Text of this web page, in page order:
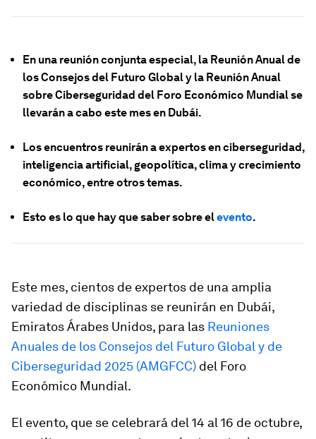
En una reunión conjunta especial, la Reunión Anual de
los Consejos del Futuro Global y la Reunión Anual
sobre Ciberseguridad del Foro Económico Mundial se
llevarán a cabo este mes en Dubái.
Los encuentros reunirán a expertos en ciberseguridad,
inteligencia artificial, geopolítica, clima y crecimiento
económico, entre otros temas.
Esto es lo que hay que saber sobre elevento.
Este mes, cientos de expertos de una amplia
variedad de disciplinas se reunirán en Dubái,
Emiratos Árabes Unidos, para las Reuniones
Anuales de los Consejos del Futuro Global y de
Ciberseguridad 2025 (AMGFCC) del Foro
Económico Mundial.
El evento, que se celebrará del 14 al 16 de octubre,